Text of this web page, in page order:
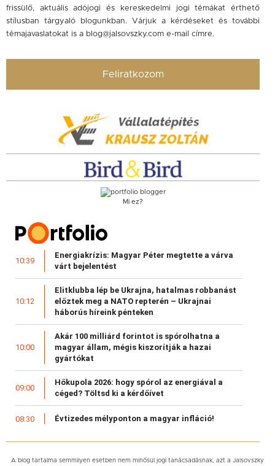
frissülő, aktuális adójogi és kereskedelmi jogi témákat érthető
stílusban tárgyaló blogunkban. Várjuk a kérdéseket és további
témajavaslatokat is a blog@jalsovszky.com e-mail címre.
Feliratkozom
Mi ez?
10:39
Energiakrízis: Magyar Péter megtette a várva
várt bejelentést
10:12
Elitklubba lép be Ukrajna, hatalmas robbanást
előztek meg a NATO repterén – Ukrajnai
háborús híreink pénteken
10:00
Akár 100 milliárd forintot is spórolhatna a
magyar állam, mégis kiszorítják a hazai
gyártókat
09:00
Hőkupola 2026: hogy spórol az energiával a
céged? Töltsd ki a kérdőívet
08:30 Évtizedes mélyponton a magyar infláció!
A blog tartalma semmilyen esetben nem minősül jogi tanácsadásnak, azt a Jalsovszky